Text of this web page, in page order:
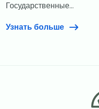
Государственные...
Узнать больше